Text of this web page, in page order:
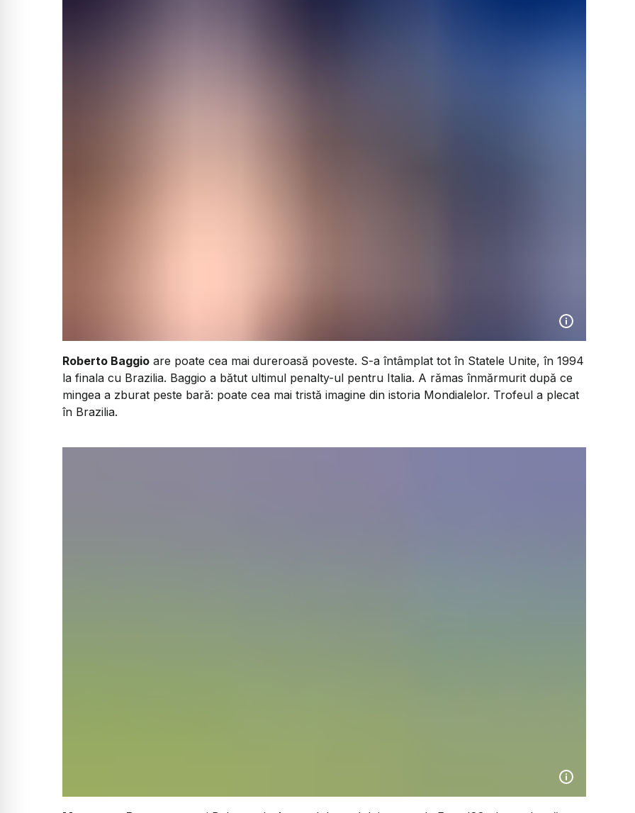
Roberto Baggio are poate cea mai dureroasă poveste. S-a întâmplat tot în Statele Unite, în 1994
la finala cu Brazilia. Baggio a bătut ultimul penalty-ul pentru Italia. A rămas înmărmurit după ce
mingea a zburat peste bară: poate cea mai tristă imagine din istoria Mondialelor. Trofeul a plecat
în Brazilia.